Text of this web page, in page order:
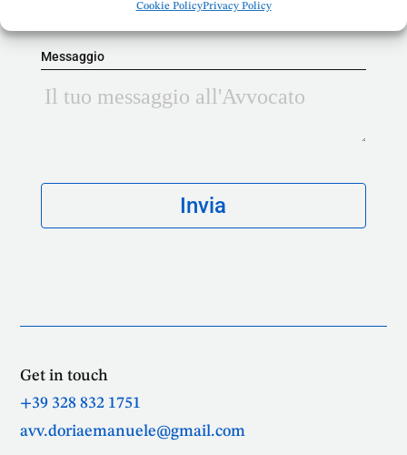
Cookie PolicyPrivacy Policy
Messaggio
Get in touch
+39 328 832 1751
avv.doriaemanuele@gmail.com